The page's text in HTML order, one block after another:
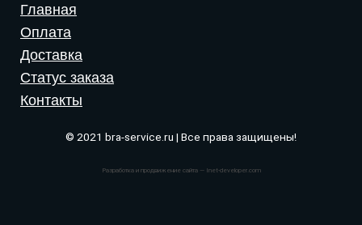
Главная
Оплата
Доставка
Статус заказа
Контакты
© 2021 bra-service.ru | Все права защищены!
Разработка и продвижение сайта — Inet-developer.com